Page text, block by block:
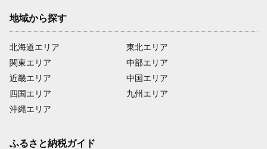
地域から探す
北海道エリア
関東エリア
近畿エリア
四国エリア
沖縄エリア
東北エリア
中部エリア
中国エリア
九州エリア
ふるさと納税ガイド